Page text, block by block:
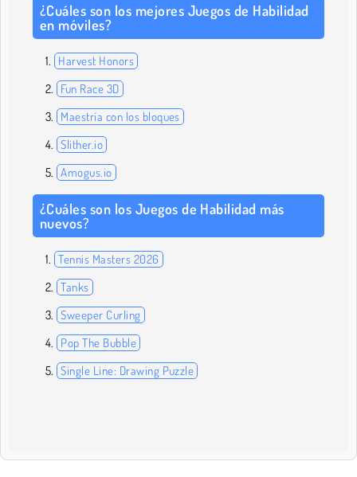
¿Cuáles son los mejores Juegos de Habilidad
en móviles?
Harvest Honors
Fun Race 3D
Maestría con los bloques
Slither.io
Amogus.io
¿Cuáles son los Juegos de Habilidad más
nuevos?
Tennis Masters 2026
Tanks
Sweeper Curling
Pop The Bubble
Single Line: Drawing Puzzle